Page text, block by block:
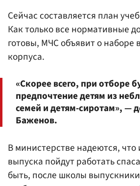
Сейчас составляется план
Как только все нормативные
готовы, МЧС объявит о наборе
корпуса.
«Скорее всего, при отборе
предпочтение детям из
семей и детям-сиротам», —
Баженов.
В министерстве надеются, что
выпуска пойдут работать
быть, после школы